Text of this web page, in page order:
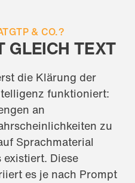
& CO.?
GLEICH TEXT
die Klärung der
funktioniert:
an
zu
Sprachmaterial
existiert. Diese
es je nach Prompt